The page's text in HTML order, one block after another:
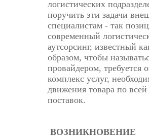
логистических
поручить эти задачи
специалистам - так
современный
аутсорсинг, известный
образом, чтобы
провайдером, требуется
комплекс услуг,
движения товара по
поставок.
ВОЗНИКНОВЕНИЕ